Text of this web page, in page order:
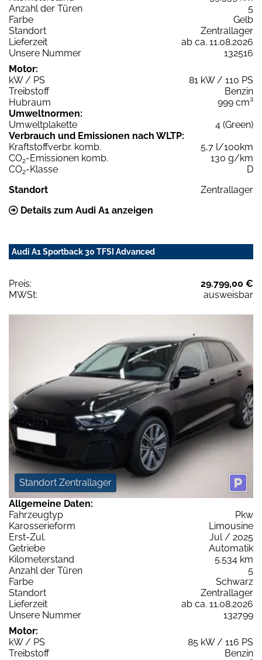
Anzahl der Türen
5
Farbe
Gelb
Standort
Zentrallager
Lieferzeit
ab ca. 11.08.2026
Unsere Nummer
132516
Motor:
kW / PS
81 kW / 110 PS
Treibstoff
Benzin
Hubraum
999 cm³
Umweltnormen:
Umweltplakette
4 (Green)
Verbrauch und Emissionen nach WLTP:
Kraftstoffverbr. komb.
5,7 l/100km
CO2-Emissionen komb.
130 g/km
CO2-Klasse
D
Standort
Zentrallager
Details zum Audi A1 anzeigen
Audi A1 Sportback 30 TFSI Advanced
Preis:
29.799,00 €
MWSt:
ausweisbar
Standort Zentrallager
Allgemeine Daten:
Fahrzeugtyp
Pkw
Karosserieform
Limousine
Erst-Zul.
Jul / 2025
Getriebe
Automatik
Kilometerstand
5.534 km
Anzahl der Türen
5
Farbe
Schwarz
Standort
Zentrallager
Lieferzeit
ab ca. 11.08.2026
Unsere Nummer
132799
Motor:
kW / PS
85 kW / 116 PS
Treibstoff
Benzin